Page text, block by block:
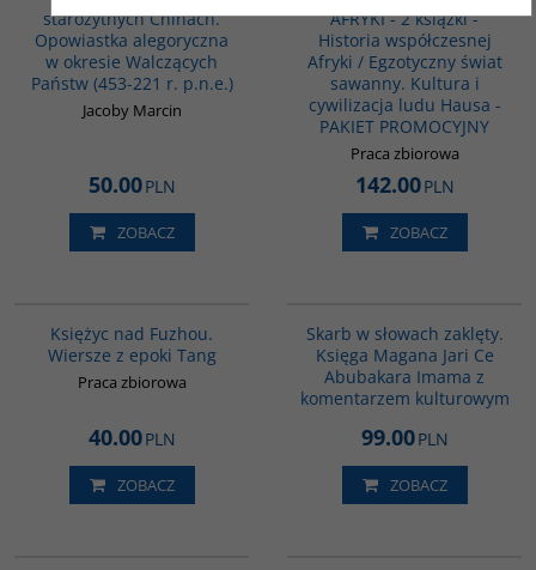
starożytnych Chinach.
Opowiastka alegoryczna
w okresie Walczących
Państw (453-221 r. p.n.e.)
Jacoby Marcin
50.00PLN
ZOBACZ
AFRYKI - 2 książki -
Historia współczesnej
Afryki / Egzotyczny świat
sawanny. Kultura i
cywilizacja ludu Hausa -
PAKIET PROMOCYJNY
Praca zbiorowa
142.00PLN
ZOBACZ
Księżyc nad Fuzhou.
Wiersze z epoki Tang
Praca zbiorowa
40.00PLN
ZOBACZ
Skarb w słowach zaklęty.
Księga Magana Jari Ce
Abubakara Imama z
komentarzem kulturowym
99.00PLN
ZOBACZ